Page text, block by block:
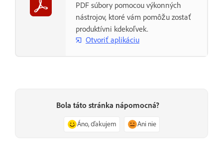
PDF súbory pomocou výkonných
nástrojov, ktoré vám pomôžu zostať
produktívni kdekoľvek.
Otvoriť aplikáciu
Bola táto stránka nápomocná?
Áno, ďakujem Ani nie